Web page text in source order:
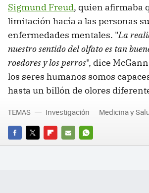
Sigmund Freud, quien afirmaba
limitación hacía a las personas
enfermedades mentales. "La
nuestro sentido del olfato es tan
roedores y los perros", dice
los seres humanos somos
hasta un billón de olores
FACEBOOK
TWITTERFLIPBOARD
E-
WHATSAPP
TEMAS Investigación Medicina y